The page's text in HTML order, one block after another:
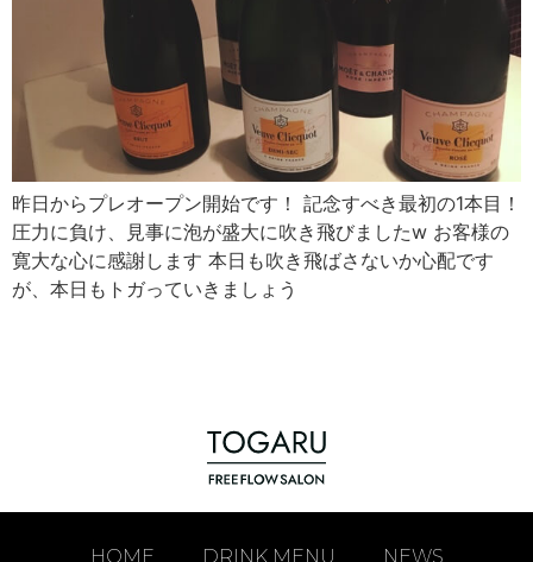
昨日からプレオープン開始です！ 記念すべき最初の1本目！
圧力に負け、見事に泡が盛大に吹き飛びましたw お客様の
寛大な心に感謝します 本日も吹き飛ばさないか心配です
が、本日もトガっていきましょう
HOME DRINK MENU NEWS